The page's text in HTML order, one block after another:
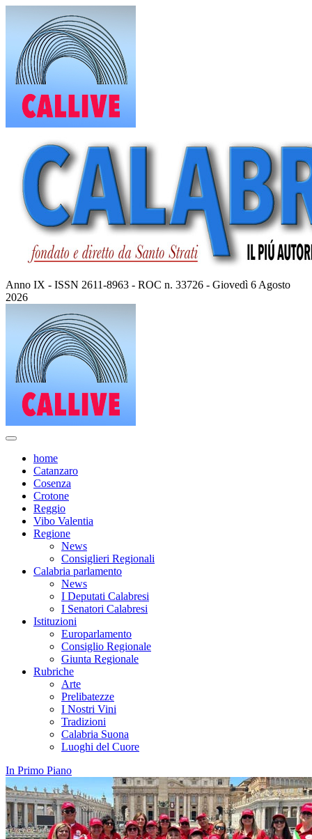
contenuto
Anno IX - ISSN 2611-8963 - ROC n. 33726 - Giovedì 6 Agosto
2026
home
Catanzaro
Cosenza
Crotone
Reggio
Vibo Valentia
Regione
News
Consiglieri Regionali
Calabria parlamento
News
I Deputati Calabresi
I Senatori Calabresi
Istituzioni
Europarlamento
Consiglio Regionale
Giunta Regionale
Rubriche
Arte
Prelibatezze
I Nostri Vini
Tradizioni
Calabria Suona
Luoghi del Cuore
In Primo Piano